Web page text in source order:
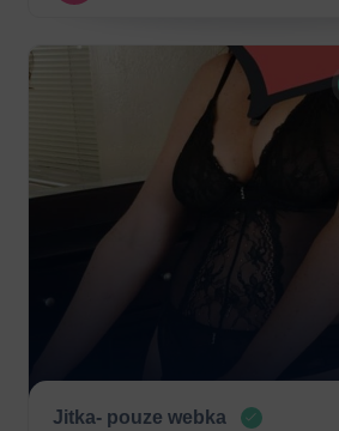
Jitka- pouze webka